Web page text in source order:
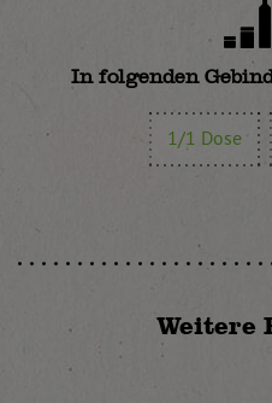
In folgenden
1/1 Dose
Weitere